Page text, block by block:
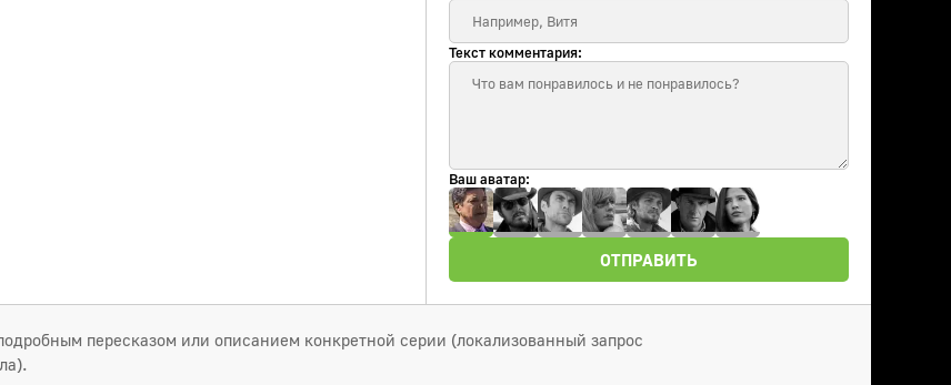
Текст комментария:
Ваш аватар:
ОТПРАВИТЬ
пересказом или описанием конкретной серии (локализованный запрос